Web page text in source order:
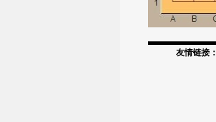
友情链接：